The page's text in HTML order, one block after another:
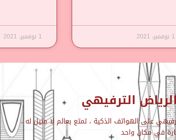
1 نوفمبر، 2021 1 نوفمبر، 2021
الترفيهي
على الهواتف الذكية ، تمتع بعالم لا مثيل له ،
في مكان واحد